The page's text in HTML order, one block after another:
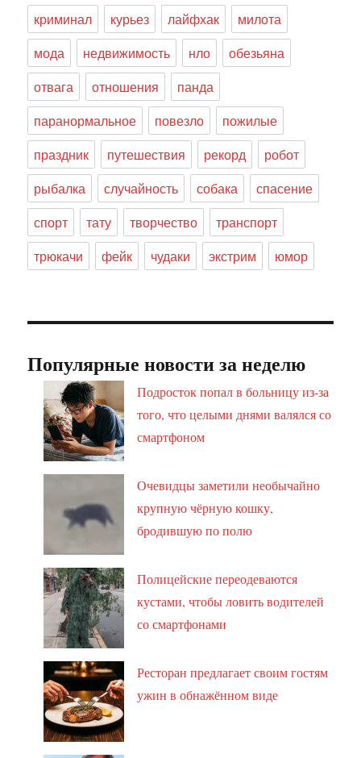
криминал курьез лайфхак
милота
мода
недвижимость нло
обезьяна
отвага
отношения
панда
паранормальное
повезло
пожилые
праздник
путешествия рекорд
робот
рыбалка
случайность собака
спасение
спорт
тату творчество
транспорт
трюкачи
фейк чудаки экстрим юмор
Популярные новости за неделю
Подросток попал в больницу из-за
того, что целыми днями валялся со
смартфоном
Очевидцы заметили необычайно
крупную чёрную кошку,
бродившую по полю
Полицейские переодеваются
кустами, чтобы ловить водителей
со смартфонами
Ресторан предлагает своим гостям
ужин в обнажённом виде